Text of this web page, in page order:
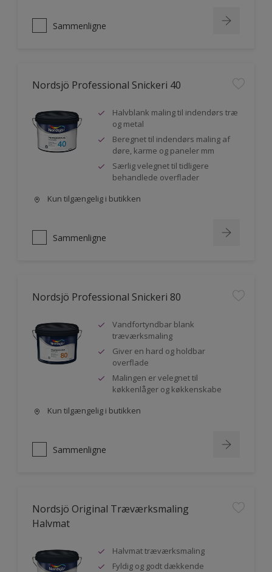
Sammenligne
Nordsjö Professional Snickeri 40
Halvblank maling til indendørs træ
og metal
Beregnet til indendørs maling af
døre, karme og paneler mm
Særlig velegnet til tidligere
behandlede overflader
Kun tilgængelig i butikken
Sammenligne
Nordsjö Professional Snickeri 80
Vandfortyndbar blank
træværksmaling
Giver en hard og holdbar
overflade
Malingen er velegnet til
køkkenlåger og køkkenskabe
Kun tilgængelig i butikken
Sammenligne
Nordsjö Original Træværksmaling
Halvmat
Halvmat træværksmaling
Fyldig og godt dækkende